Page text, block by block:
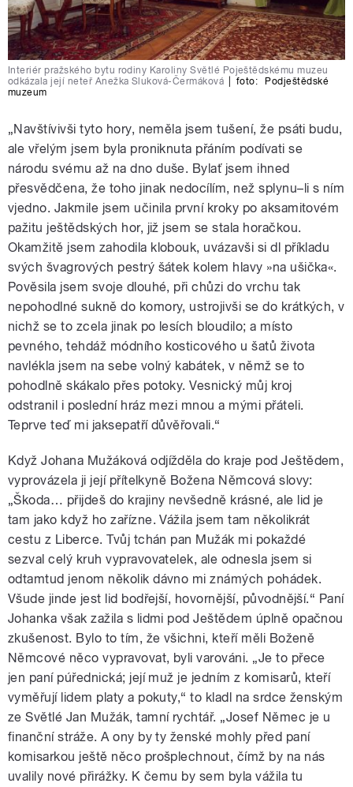
Interiér pražského bytu rodiny Karoliny Světlé Poještědskému muzeu
odkázala její neteř Anežka Sluková-Čermáková
foto:
Podještědské
muzeum
„Navštívivši tyto hory, neměla jsem tušení, že psáti budu,
ale vřelým jsem byla proniknuta přáním podívati se
národu svému až na dno duše. Bylať jsem ihned
přesvědčena, že toho jinak nedocílím, než splynu–li s ním
vjedno. Jakmile jsem učinila první kroky po aksamitovém
pažitu ještědských hor, již jsem se stala horačkou.
Okamžitě jsem zahodila klobouk, uvázavši si dl příkladu
svých švagrových pestrý šátek kolem hlavy »na ušička«.
Pověsila jsem svoje dlouhé, při chůzi do vrchu tak
nepohodlné sukně do komory, ustrojivši se do krátkých, v
nichž se to zcela jinak po lesích bloudilo; a místo
pevného, tehdáž módního kosticového u šatů života
navlékla jsem na sebe volný kabátek, v němž se to
pohodlně skákalo přes potoky. Vesnický můj kroj
odstranil i poslední hráz mezi mnou a mými přáteli.
Teprve teď mi jaksepatří důvěřovali.“
Když Johana Mužáková odjížděla do kraje pod Ještědem,
vyprovázela ji její přítelkyně Božena Němcová slovy:
„Škoda… přijdeš do krajiny nevšedně krásné, ale lid je
tam jako když ho zařízne. Vážila jsem tam několikrát
cestu z Liberce. Tvůj tchán pan Mužák mi pokaždé
sezval celý kruh vypravovatelek, ale odnesla jsem si
odtamtud jenom několik dávno mi známých pohádek.
Všude jinde jest lid bodřejší, hovornější, původnější.“ Paní
Johanka však zažila s lidmi pod Ještědem úplně opačnou
zkušenost. Bylo to tím, že všichni, kteří měli Boženě
Němcové něco vypravovat, byli varováni. „Je to přece
jen paní púřednická; její muž je jedním z komisarů, kteří
vyměřují lidem platy a pokuty,“ to kladl na srdce ženským
ze Světlé Jan Mužák, tamní rychtář. „Josef Němec je u
finanční stráže. A ony by ty ženské mohly před paní
komisarkou ještě něco prošplechnout, čímž by na nás
uvalily nové přirážky. K čemu by sem byla vážila tu